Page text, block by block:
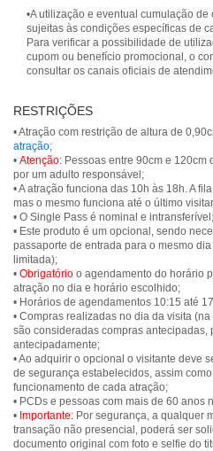
•A utilização e eventual cumulação
sujeitas às condições específicas de
Para verificar a possibilidade de
cupom ou benefício promocional, o
consultar os canais oficiais de
RESTRIÇÕES
• Atração com restrição de altura de
atração;
• Atenção: Pessoas entre 90cm e
por um adulto responsável;
• A atração funciona das 10h às 18h. A
mas o mesmo funciona até o último
• O Single Pass é nominal e intransferível;
• Este produto é um opcional, sendo
passaporte de entrada para o mesmo
limitada);
• Obrigatório o agendamento do horário
atração no dia e horário escolhido;
• Horários de agendamentos 10:15 até
• Compras realizadas no dia da visita
são consideradas compras antecipadas,
antecipadamente;
• Ao adquirir o opcional o visitante deve
de segurança estabelecidos, assim
funcionamento de cada atração;
• PCDs e pessoas com mais de 60 anos
• Importante: Por segurança, a qualquer
transação não presencial, poderá ser
documento original com foto e selfie do